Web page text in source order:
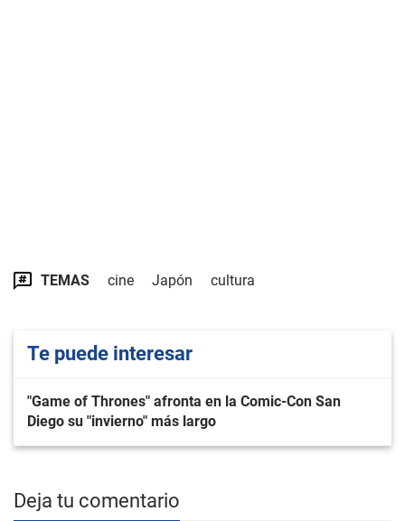
TEMAS cine Japón cultura
Te puede interesar
"Game of Thrones" afronta en la Comic-Con San
Diego su "invierno" más largo
Deja tu comentario